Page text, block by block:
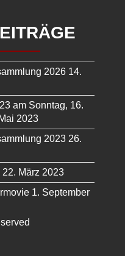
2026 14.
am Sonntag, 16.
2023
2023 26.
22. März 2023
1. September